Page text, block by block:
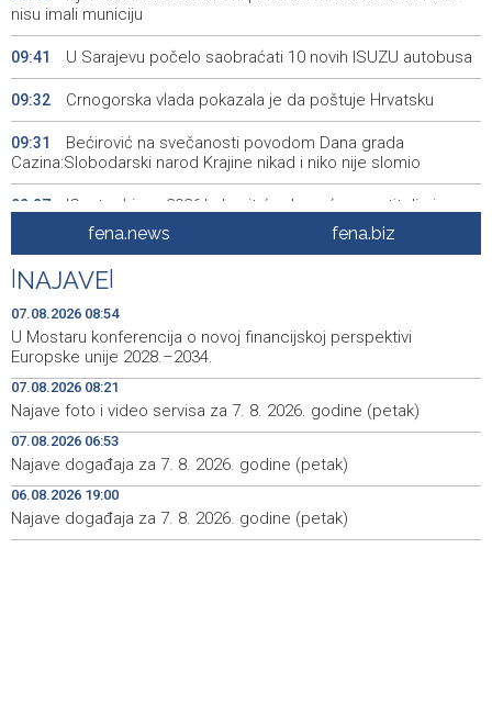
nisu imali municiju
09:41 U Sarajevu počelo saobraćati 10 novih ISUZU autobusa
09:32 Crnogorska vlada pokazala je da poštuje Hrvatsku
09:31
Bećirović na svečanosti povodom Dana grada
Cazina:Slobodarski narod Krajine nikad i niko nije slomio
09:27
'Gastro Livno 2026.' okupit će domaće ugostitelje i
proizvođače
09:25
Crishock posjetio IDDEEA-u: Zajednička opredijeljenost
za nastavak saradnje
09:25
Kajganić i ambasador Irske o vladavini prava i
evropskom putu BiH
09:07
Aktivan požar kod Konjica, u gašenju sudjelovali Air
Tractor i helikopter OS-a BiH
09:02
AL Arabiya - Postoje 'pouzdani obavještajni podaci' o
pripremi napada na Saudijsku Arabiju
08:57 Lawmakers urge Trump to impose sanctions on Dodik
fena.news fena.biz
NAJAVE
07.08.2026 08:54
U Mostaru konferencija o novoj financijskoj perspektivi
Europske unije 2028.–2034.
07.08.2026 08:21
Najave foto i video servisa za 7. 8. 2026. godine (petak)
07.08.2026 06:53
Najave događaja za 7. 8. 2026. godine (petak)
06.08.2026 19:00
Najave događaja za 7. 8. 2026. godine (petak)